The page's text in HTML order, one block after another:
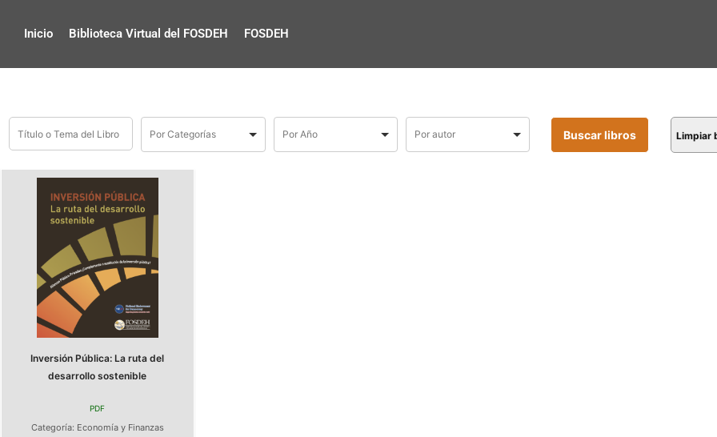
Inicio Biblioteca Virtual del FOSDEH FOSDEH
Limpiar
Inversión Pública: La ruta del
desarrollo sostenible
PDF
Categoría: Economía y Finanzas